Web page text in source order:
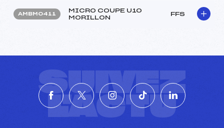
AMBM0411
MICRO COUPE U10
MORILLON
FFS
SUIVEZ
L'ACTU